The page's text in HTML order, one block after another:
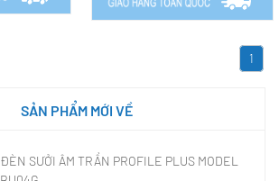
1
SẢN PHẨM MỚI VỀ
ĐÈN SƯỞI ÂM TRẦN PROFILE PLUS MODEL